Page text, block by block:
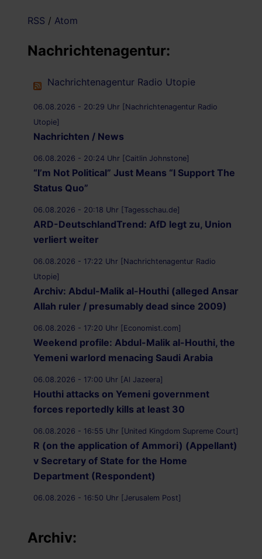
RSS / Atom
Nachrichtenagentur:
Nachrichtenagentur Radio Utopie
06.08.2026 - 20:29 Uhr [Nachrichtenagentur Radio
Utopie]
Nachrichten / News
06.08.2026 - 20:24 Uhr [Caitlin Johnstone]
“I’m Not Political” Just Means “I Support The
Status Quo”
06.08.2026 - 20:18 Uhr [Tagesschau.de]
ARD-DeutschlandTrend: AfD legt zu, Union
verliert weiter
06.08.2026 - 17:22 Uhr [Nachrichtenagentur Radio
Utopie]
Archiv: Abdul-Malik al-Houthi (alleged Ansar
Allah ruler / presumably dead since 2009)
06.08.2026 - 17:20 Uhr [Economist.com]
Weekend profile: Abdul-Malik al-Houthi, the
Yemeni warlord menacing Saudi Arabia
06.08.2026 - 17:00 Uhr [Al Jazeera]
Houthi attacks on Yemeni government
forces reportedly kills at least 30
06.08.2026 - 16:55 Uhr [United Kingdom Supreme Court]
R (on the application of Ammori) (Appellant)
v Secretary of State for the Home
Department (Respondent)
06.08.2026 - 16:50 Uhr [Jerusalem Post]
Archiv: